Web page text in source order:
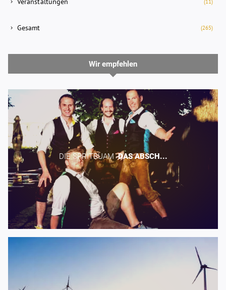
(11)
Gesamt (265)
Wir empfehlen
DIE SPRITBUAM -​DAS ABSCH...